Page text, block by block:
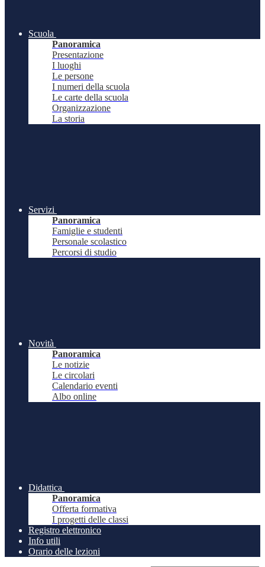
Scuola
Panoramica
Presentazione
I luoghi
Le persone
I numeri della scuola
Le carte della scuola
Organizzazione
La storia
Servizi
Panoramica
Famiglie e studenti
Personale scolastico
Percorsi di studio
Novità
Panoramica
Le notizie
Le circolari
Calendario eventi
Albo online
Didattica
Panoramica
Offerta formativa
I progetti delle classi
Registro elettronico
Info utili
Orario delle lezioni